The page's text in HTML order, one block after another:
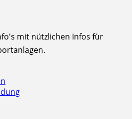
mit nützlichen Infos für